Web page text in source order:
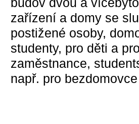
zařízení a domy se
postižené osoby,
studenty, pro děti a
zaměstnance,
např. pro